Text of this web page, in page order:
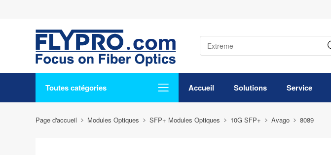
Toutes catégories Accueil Solutions Service
Page d'accueil Modules Optiques SFP+ Modules Optiques 10G SFP+ Avago 8089